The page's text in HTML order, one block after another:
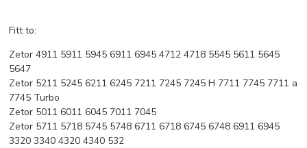
Fitt to:
Zetor 4911 5911 5945 6911 6945 4712 4718 5545 5611 5645
5647
Zetor 5211 5245 6211 6245 7211 7245 7245 H 7711 7745 7711 a
7745 Turbo
Zetor 5011 6011 6045 7011 7045
Zetor 5711 5718 5745 5748 6711 6718 6745 6748 6911 6945
3320 3340 4320 4340 532